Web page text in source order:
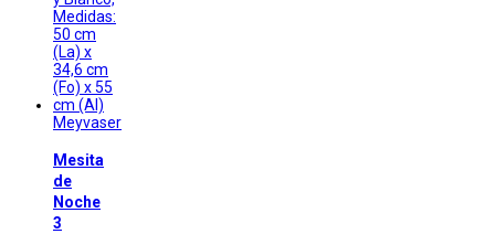
Meyvaser
Mesita
de
Noche
3